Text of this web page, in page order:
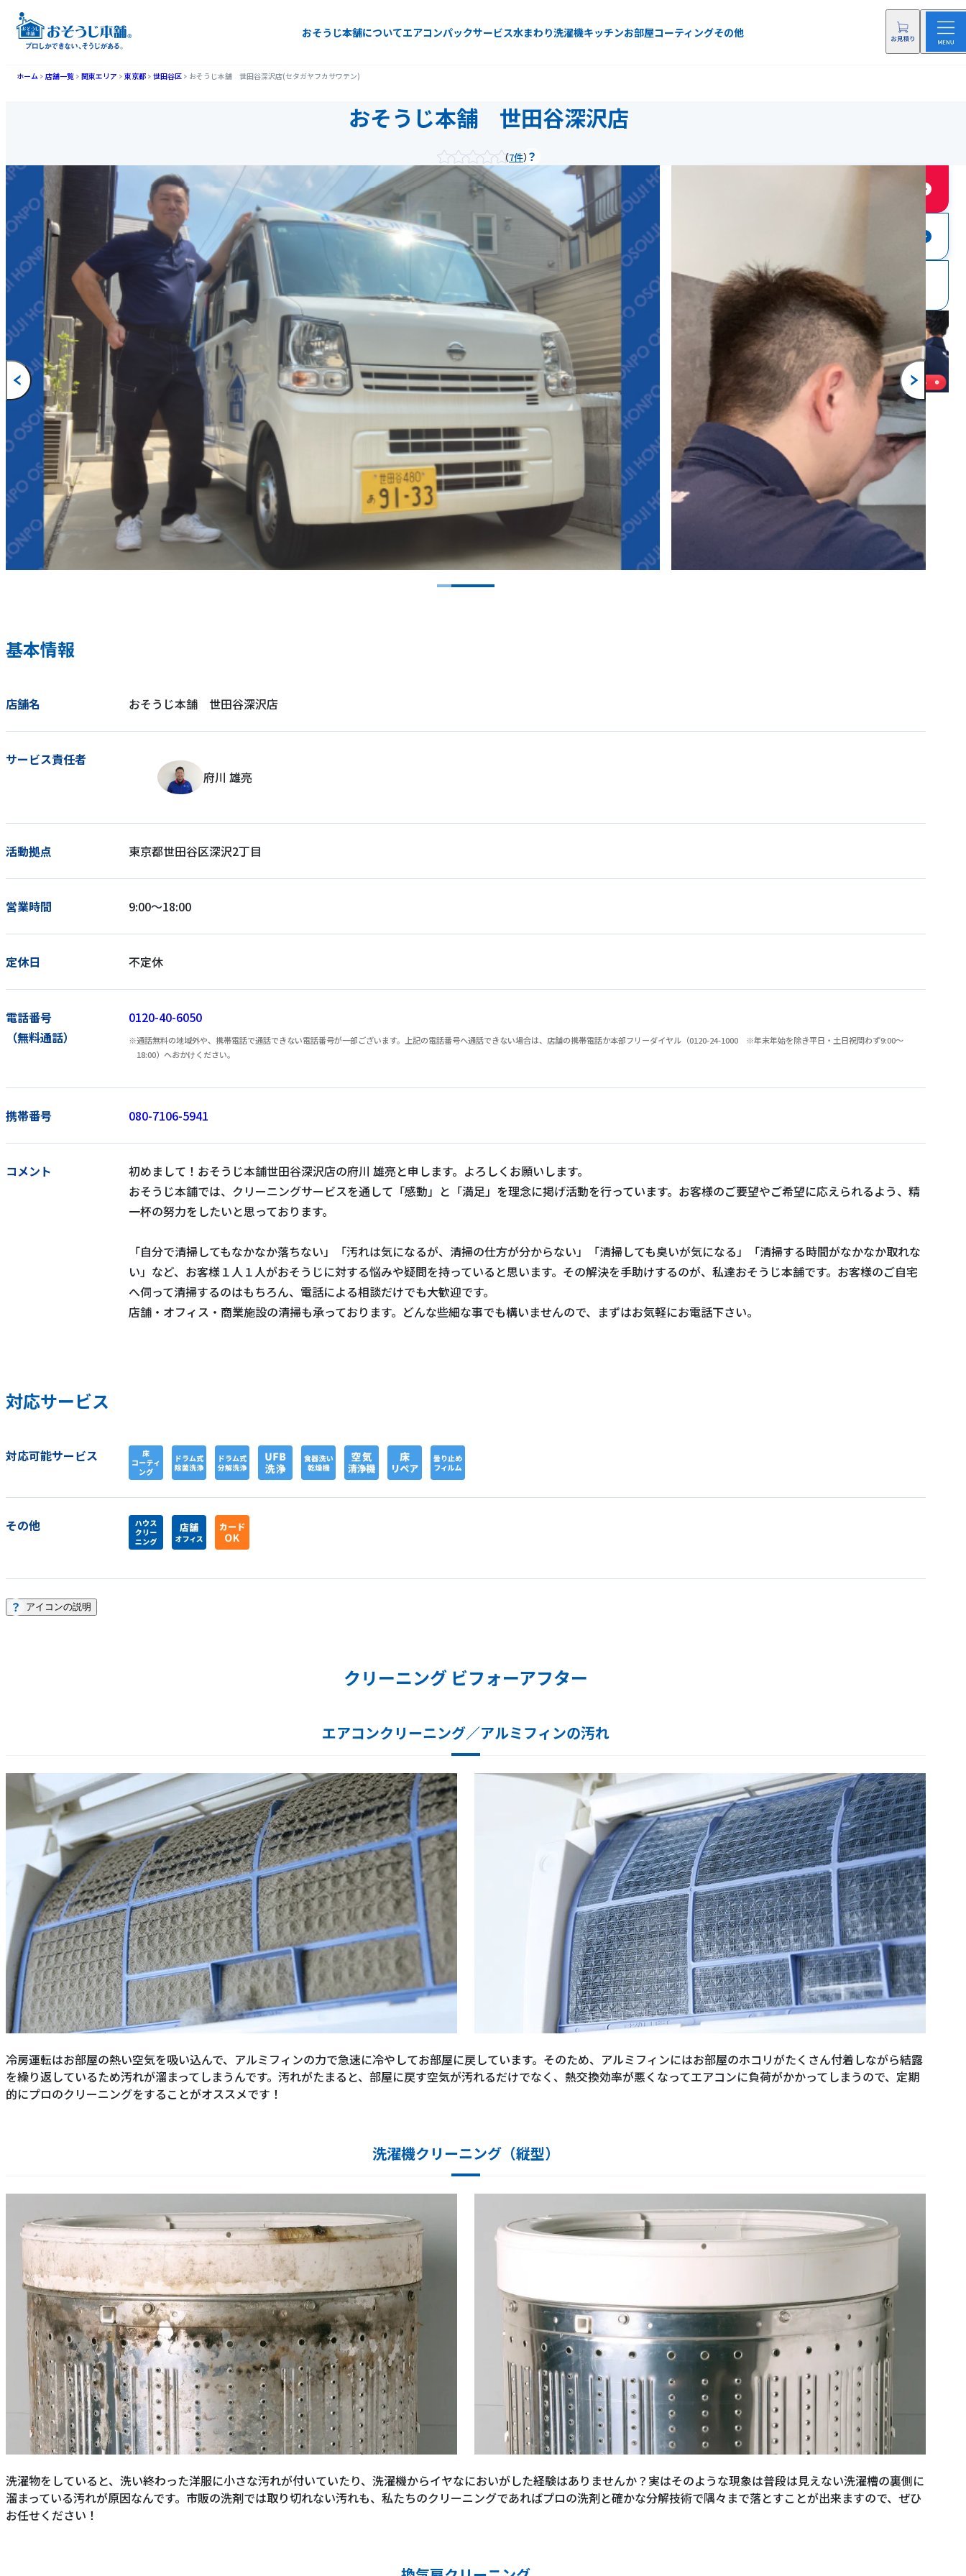
おそうじ本舗についてエアコンパックサービス水まわり洗濯機キッチンお部屋コーティングその他
ホーム 店舗一覧 関東エリア 東京都 世田谷区 おそうじ本舗 世田谷深沢店(セタガヤフカサワテン)
おそうじ本舗 世田谷深沢店
7件
基本情報
店舗名 おそうじ本舗 世田谷深沢店
サービス責任者
府川 雄亮
活動拠点 東京都世田谷区深沢2丁目
営業時間 9:00～18:00
定休日 不定休
電話番号
（無料通話）
0120-40-6050
通話無料の地域外や、携帯電話で通話できない電話番号が一部ございます。上記の電話番号へ通話できない場合は、店舗の携帯電話か本部フリーダイヤル（0120-24-1000 ※年末年始を除き平日・土日祝問わず9:00～
18:00）へおかけください。
携帯番号 080-7106-5941
コメント
初めまして！おそうじ本舗世田谷深沢店の府川 雄亮と申します。よろしくお願いします。
おそうじ本舗では、クリーニングサービスを通して「感動」と「満足」を理念に掲げ活動を行っています。お客様のご要望やご希望に応えられるよう、精
一杯の努力をしたいと思っております。
「自分で清掃してもなかなか落ちない」「汚れは気になるが、清掃の仕方が分からない」「清掃しても臭いが気になる」「清掃する時間がなかなか取れな
い」など、お客様１人１人がおそうじに対する悩みや疑問を持っていると思います。その解決を手助けするのが、私達おそうじ本舗です。お客様のご自宅
へ伺って清掃するのはもちろん、電話による相談だけでも大歓迎です。
店舗・オフィス・商業施設の清掃も承っております。どんな些細な事でも構いませんので、まずはお気軽にお電話下さい。
対応サービス
対応可能サービス
その他
アイコンの説明
クリーニング ビフォーアフター
エアコンクリーニング／アルミフィンの汚れ
冷房運転はお部屋の熱い空気を吸い込んで、アルミフィンの力で急速に冷やしてお部屋に戻しています。そのため、アルミフィンにはお部屋のホコリがたくさん付着しながら結露
を繰り返しているため汚れが溜まってしまうんです。汚れがたまると、部屋に戻す空気が汚れるだけでなく、熱交換効率が悪くなってエアコンに負荷がかかってしまうので、定期
的にプロのクリーニングをすることがオススメです！
洗濯機クリーニング（縦型）
洗濯物をしていると、洗い終わった洋服に小さな汚れが付いていたり、洗濯機からイヤなにおいがした経験はありませんか？実はそのような現象は普段は見えない洗濯槽の裏側に
溜まっている汚れが原因なんです。市販の洗剤では取り切れない汚れも、私たちのクリーニングであればプロの洗剤と確かな分解技術で隅々まで落とすことが出来ますので、ぜひ
お任せください！
電話をする
0120-40-6050